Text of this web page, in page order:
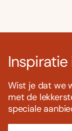
Wist je dat we
met de
speciale